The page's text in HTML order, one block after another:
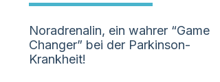
Noradrenalin, ein wahrer “Game
Changer” bei der Parkinson-
Krankheit!